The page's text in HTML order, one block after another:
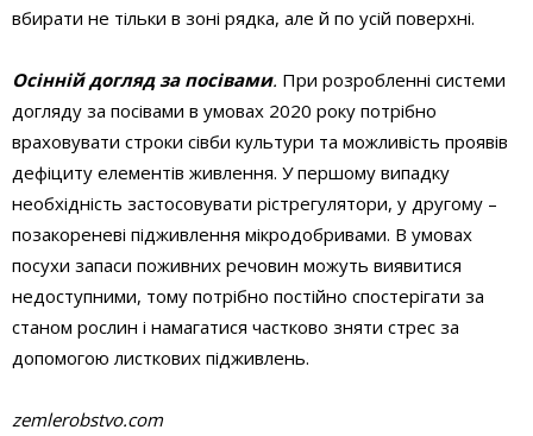
вбирати не тільки в зоні рядка, але й по усій поверхні.
Осінній догляд за посівами. При розробленні системи
догляду за посівами в умовах 2020 року потрібно
враховувати строки сівби культури та можливість проявів
дефіциту елементів живлення. У першому випадку
необхідність застосовувати рістрегулятори, у другому –
позакореневі підживлення мікродобривами. В умовах
посухи запаси поживних речовин можуть виявитися
недоступними, тому потрібно постійно спостерігати за
станом рослин і намагатися частково зняти стрес за
допомогою листкових підживлень.
zemlerobstvo.com